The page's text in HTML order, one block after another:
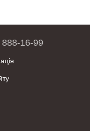
888-16-99